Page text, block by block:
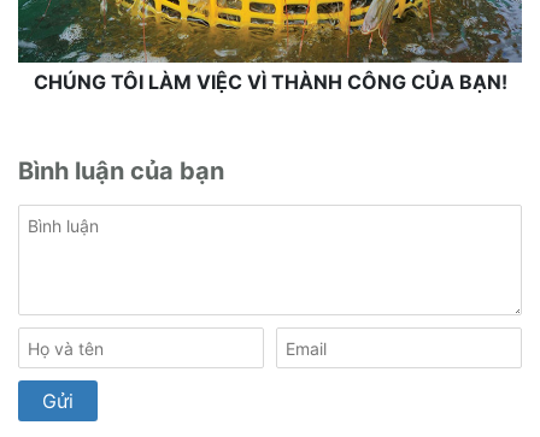
CHÚNG TÔI LÀM VIỆC VÌ THÀNH CÔNG CỦA BẠN!
Bình luận của bạn